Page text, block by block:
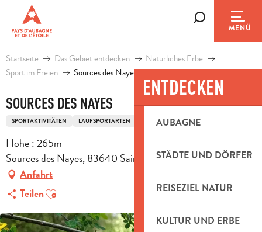
contenu
principal
MENÜ
ENTDECKEN
AUBAGNE
STÄDTE UND DÖRFER
REISEZIEL NATUR
KULTUR UND ERBE
Startseite Das Gebiet entdecken
Natürliches Erbe
Sport im Freien
Sources des Nayes
SOURCES DES NAYES
SPORTAKTIVITÄTEN LAUFSPORTARTEN NORDIC-WALKING-STRECKE
Höhe : 265m
Sources des Nayes, 83640 Saint-Zacharie
Anfahrt
TeilenAjouter aux favoris